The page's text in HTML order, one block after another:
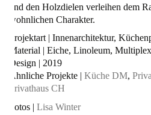
und den Holzdielen verleihen dem
wohnlichen Charakter.
Projektart | Innenarchitektur,
Material | Eiche, Linoleum,
Design | 2019
Ähnliche Projekte | Küche DM,
Privathaus CH
Fotos | Lisa Winter